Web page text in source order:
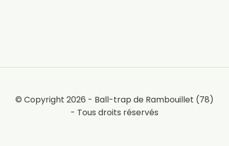
© Copyright 2026 - Ball-trap de Rambouillet (78)
- Tous droits réservés